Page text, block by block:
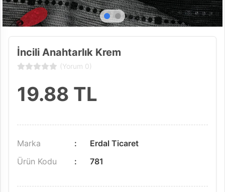
İncili Anahtarlık Krem
(Yorum 0)
19.88 TL
Marka
Erdal Ticaret
Ürün Kodu
781